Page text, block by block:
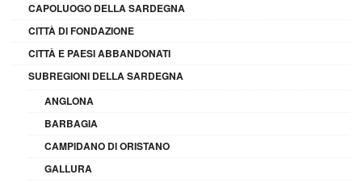
CAPOLUOGO DELLA SARDEGNA
CITTÀ DI FONDAZIONE
CITTÀ E PAESI ABBANDONATI
SUBREGIONI DELLA SARDEGNA
ANGLONA
BARBAGIA
CAMPIDANO DI ORISTANO
GALLURA